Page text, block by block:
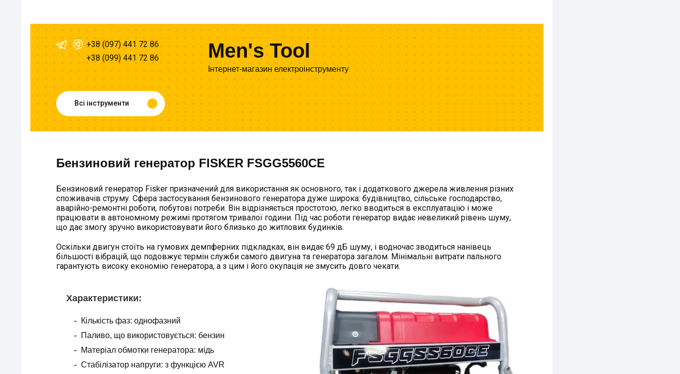
+38 (097) 441 72 86
+38 (099) 441 72 86
Men's Tool
Інтернет-магазин електроінструменту
Всі інструменти
Бензиновий генератор FISKER FSGG5560CE
Бензиновий генератор Fisker призначений для використання як основного, так і додаткового джерела живлення різних
споживачів струму. Сфера застосування бензинового генератора дуже широка: будівництво, сільське господарство,
аварійно-ремонтні роботи, побутові потреби. Він відрізняється простотою, легко вводиться в експлуатацію і може
працювати в автономному режимі протягом тривалої години. Під час роботи генератор видає невеликий рівень шуму,
що дає змогу зручно використовувати його близько до житлових будинків.
Оскільки двигун стоїть на гумових демпферних підкладках, він видає 69 дБ шуму, і водночас зводиться нанівець
більшості вібрацій, що подовжує термін служби самого двигуна та генератора загалом. Мінімальні витрати пального
гарантують високу економію генератора, а з цим і його окупація не змусить довго чекати.
Характеристики:
Кількість фаз: однофазний
Паливо, що використовується: бензин
Матеріал обмотки генератора: мідь
Стабілізатор напруги: з функцією AVR